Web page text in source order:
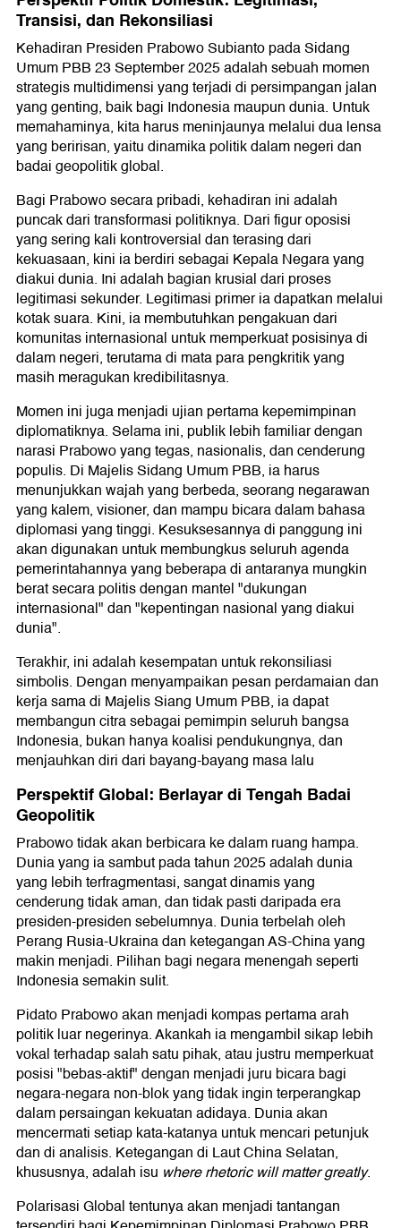
Transisi, dan Rekonsiliasi
Kehadiran Presiden Prabowo Subianto pada Sidang
Umum PBB 23 September 2025 adalah sebuah momen
strategis multidimensi yang terjadi di persimpangan jalan
yang genting, baik bagi Indonesia maupun dunia. Untuk
memahaminya, kita harus meninjaunya melalui dua lensa
yang beririsan, yaitu dinamika politik dalam negeri dan
badai geopolitik global.
Bagi Prabowo secara pribadi, kehadiran ini adalah
puncak dari transformasi politiknya. Dari figur oposisi
yang sering kali kontroversial dan terasing dari
kekuasaan, kini ia berdiri sebagai Kepala Negara yang
diakui dunia. Ini adalah bagian krusial dari proses
legitimasi sekunder. Legitimasi primer ia dapatkan melalui
kotak suara. Kini, ia membutuhkan pengakuan dari
komunitas internasional untuk memperkuat posisinya di
dalam negeri, terutama di mata para pengkritik yang
masih meragukan kredibilitasnya.
Momen ini juga menjadi ujian pertama kepemimpinan
diplomatiknya. Selama ini, publik lebih familiar dengan
narasi Prabowo yang tegas, nasionalis, dan cenderung
populis. Di Majelis Sidang Umum PBB, ia harus
menunjukkan wajah yang berbeda, seorang negarawan
yang kalem, visioner, dan mampu bicara dalam bahasa
diplomasi yang tinggi. Kesuksesannya di panggung ini
akan digunakan untuk membungkus seluruh agenda
pemerintahannya yang beberapa di antaranya mungkin
berat secara politis dengan mantel "dukungan
internasional" dan "kepentingan nasional yang diakui
dunia".
Terakhir, ini adalah kesempatan untuk rekonsiliasi
simbolis. Dengan menyampaikan pesan perdamaian dan
kerja sama di Majelis Siang Umum PBB, ia dapat
membangun citra sebagai pemimpin seluruh bangsa
Indonesia, bukan hanya koalisi pendukungnya, dan
menjauhkan diri dari bayang-bayang masa lalu
Perspektif Global: Berlayar di Tengah Badai
Geopolitik
Prabowo tidak akan berbicara ke dalam ruang hampa.
Dunia yang ia sambut pada tahun 2025 adalah dunia
yang lebih terfragmentasi, sangat dinamis yang
cenderung tidak aman, dan tidak pasti daripada era
presiden-presiden sebelumnya. Dunia terbelah oleh
Perang Rusia-Ukraina dan ketegangan AS-China yang
makin menjadi. Pilihan bagi negara menengah seperti
Indonesia semakin sulit.
Pidato Prabowo akan menjadi kompas pertama arah
politik luar negerinya. Akankah ia mengambil sikap lebih
vokal terhadap salah satu pihak, atau justru memperkuat
posisi "bebas-aktif" dengan menjadi juru bicara bagi
negara-negara non-blok yang tidak ingin terperangkap
dalam persaingan kekuatan adidaya. Dunia akan
mencermati setiap kata-katanya untuk mencari petunjuk
dan di analisis. Ketegangan di Laut China Selatan,
khususnya, adalah isu where rhetoric will matter greatly.
Polarisasi Global tentunya akan menjadi tantangan